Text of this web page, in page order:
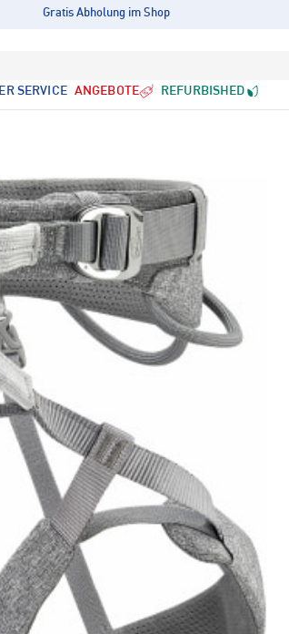
Gratis Abholung im Shop
SERVICE ANGEBOTE REFURBISHED